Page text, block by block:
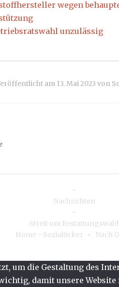
wegen
unzulässig
am 13. Mai 2023 von
-
Nachrichten
-
Streit um Bestattungswald
Home - Sozialticker
~ Nach
um die Gestaltung des
damit unsere